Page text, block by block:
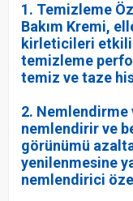
1. Temizleme
Bakım Kremi,
kirleticileri
temizleme
temiz ve taze
2. Nemlendirme
nemlendirir ve
görünümü
yenilenmesine
nemlendirici